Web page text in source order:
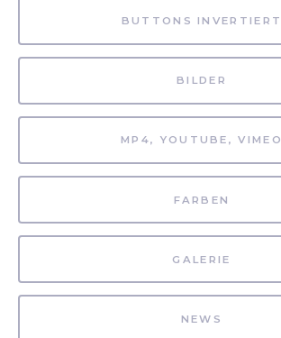
BUTTONS INVERTIERT
BILDER
MP4, YOUTUBE, VIMEO
FARBEN
GALERIE
NEWS